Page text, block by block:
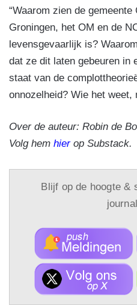
“Waarom zien de
Groningen, het OM en de
levensgevaarlijk is?
dat ze dit laten gebeuren in
staat van de
onnozelheid? Wie het weet,
Over de auteur: Robin de
Volg hem hierop Substack.
Blijf op de hoogte &